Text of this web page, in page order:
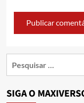
SIGA O